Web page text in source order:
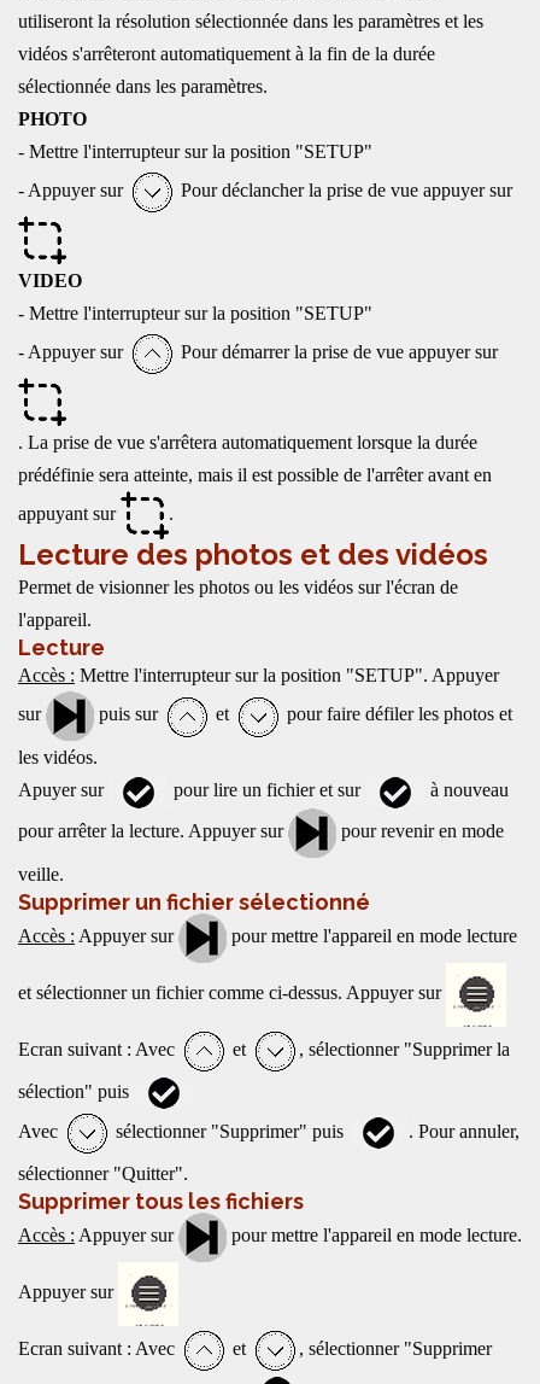
utiliseront la résolution sélectionnée dans les paramètres et les
vidéos s'arrêteront automatiquement à la fin de la durée
sélectionnée dans les paramètres.
PHOTO
- Mettre l'interrupteur sur la position "SETUP"
- Appuyer sur
Pour déclancher la prise de vue appuyer sur
VIDEO
- Mettre l'interrupteur sur la position "SETUP"
- Appuyer sur
Pour démarrer la prise de vue appuyer sur
. La prise de vue s'arrêtera automatiquement lorsque la durée
prédéfinie sera atteinte, mais il est possible de l'arrêter avant en
appuyant sur
.
Lecture des photos et des vidéos
Permet de visionner les photos ou les vidéos sur l'écran de
l'appareil.
Lecture
Accès : Mettre l'interrupteur sur la position "SETUP". Appuyer
sur
puis sur et pour faire défiler les photos et
les vidéos.
Apuyer sur
pour lire un fichier et sur
à nouveau
pour arrêter la lecture. Appuyer sur
pour revenir en mode
veille.
Supprimer un fichier sélectionné
Accès : Appuyer sur pour mettre l'appareil en mode lecture
et sélectionner un fichier comme ci-dessus. Appuyer sur
Ecran suivant : Avec et , sélectionner "Supprimer la
sélection" puis
Avec
sélectionner "Supprimer" puis . Pour annuler,
sélectionner "Quitter".
Supprimer tous les fichiers
Accès : Appuyer sur pour mettre l'appareil en mode lecture.
Appuyer sur
Ecran suivant : Avec et , sélectionner "Supprimer